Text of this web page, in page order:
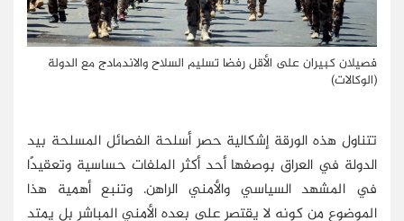
فصيلان كبيران على الأقل رفضا تسليم السلاح والاندمادج مع الدولة
(الوكالات)
تتناول هذه الورقة إشكالية حصر أسلحة الفصائل المسلحة بيد
الدولة في العراق بوصفها أحد أكثر الملفات حساسية وتعقيدًا
في المشهد السياسي والأمني الراهن. وتنبع أهمية هذا
الموضوع من كونه لا يقتصر على بعده الأمني المباشر بل يمتد